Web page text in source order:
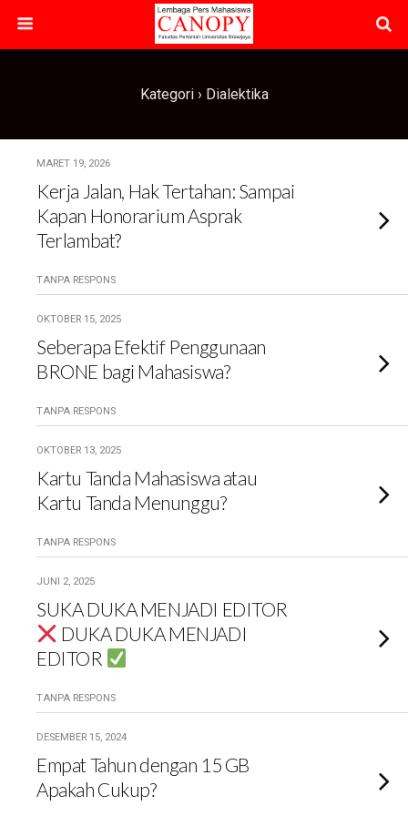
Kategori › Dialektika
MARET 19, 2026
Kerja Jalan, Hak Tertahan: Sampai
Kapan Honorarium Asprak
Terlambat?
TANPA RESPONS
OKTOBER 15, 2025
Seberapa Efektif Penggunaan
BRONE bagi Mahasiswa?
TANPA RESPONS
OKTOBER 13, 2025
Kartu Tanda Mahasiswa atau
Kartu Tanda Menunggu?
TANPA RESPONS
JUNI 2, 2025
SUKA DUKA MENJADI EDITOR
DUKA DUKA MENJADI
EDITOR
TANPA RESPONS
DESEMBER 15, 2024
Empat Tahun dengan 15 GB
Apakah Cukup?